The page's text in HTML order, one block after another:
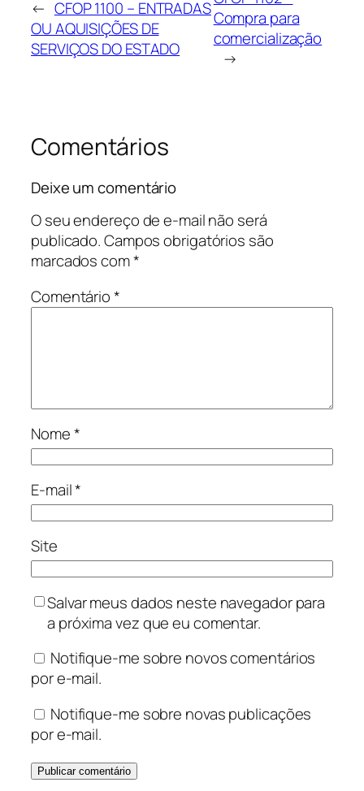
← CFOP 1100 – ENTRADAS
OU AQUISIÇÕES DE
SERVIÇOS DO ESTADO
Compra para
comercialização
→
Comentários
Deixe um comentário
O seu endereço de e-mail não será
publicado.Campos obrigatórios são
marcados com*
Comentário*
Nome*
E-mail*
Site
Salvar meus dados neste navegador para
a próxima vez que eu comentar.
Notifique-me sobre novos comentários
por e-mail.
Notifique-me sobre novas publicações
por e-mail.